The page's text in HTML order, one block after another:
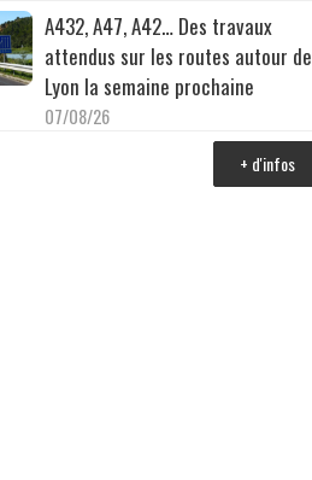
A432, A47, A42… Des travaux
attendus sur les routes autour de
Lyon la semaine prochaine
07/08/26
+ d'infos